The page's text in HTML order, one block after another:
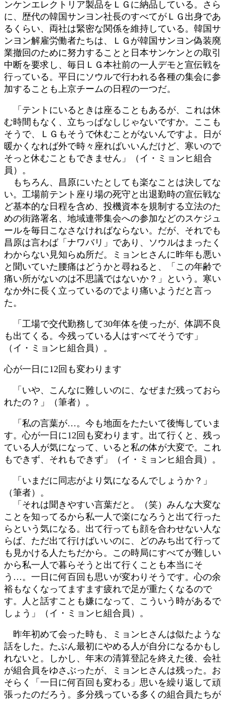
ンケンエレクトリア製品をＬＧに納品している。さら
に、歴代の韓国サンヨン社長のすべてがＬＧ出身であ
るくらい、両社は緊密な関係を維持している。韓国サ
ンヨン解雇労働者たちは、ＬＧが韓国サンヨン偽装廃
業撤回のために努力することと日本サンケンとの取引
中断を要求し、毎日ＬＧ本社前の一人デモと宣伝戦を
行っている。平日にソウルで行われる各種の集会に参
加することも上京チームの日程の一つだ。
「テントにいるときは座ることもあるが、これは休
む時間もなく、立ちっぱなしじゃないですか。ここも
そうで、ＬＧもそうで休むことがないんですよ。日が
暖かくなれば外で時々座ればいいんだけど、寒いので
そっと休むこともできません」（イ・ミョンヒ組合
員）。
もちろん、昌原にいたとしても楽なことは決してな
い。工場前テント座り場の死守と出退勤時の宣伝戦な
ど基本的な日程を含め、投機資本を規制する立法のた
めの街路署名、地域連帯集会への参加などのスケジュ
ールを毎日こなさなければならない。だが、それでも
昌原は言わば「ナワバリ」であり、ソウルはまったく
わからない見知らぬ所だ。ミョンヒさんに昨年も悪い
と聞いていた腰痛はどうかと尋ねると、「この年齢で
痛い所がないのは不思議ではないか？」という。寒い
なか外に長く立っているのでより痛いようだと言っ
た。
「工場で交代勤務して30年体を使ったが、体調不良
も出てくる。今残っている人はすべてそうです」
（イ・ミョンヒ組合員）。
心が一日に12回も変わります
「いや、こんなに難しいのに、なぜまだ残っておら
れたの？」（筆者）。
「私の言葉が…。今も地面をたたいて後悔していま
す。心が一日に12回も変わります。出て行くと、残っ
ている人が気になって、いると私の体が大変で。これ
もできず、それもできず」（イ・ミョンヒ組合員）。
「いまだに同志がより気になるんでしょうか？」
（筆者）。
「それは聞きやすい言葉だと。（笑）みんな大変な
ことを知ってるから私一人で楽になろうと出て行った
らという気になる。出て行っても顔を合わせない人な
らば、ただ出て行けばいいのに、どのみち出て行って
も見かける人たちだから。この時局にすべてが難しい
から私一人で暮らそうと出て行くことも本当にそ
う…。一日に何百回も思いが変わりそうです。心の余
裕もなくなってますます疲れで足が重たくなるので
す。人と話すことも嫌になって、こういう時があるで
しょう」（イ・ミョンヒ組合員）。
昨年初めて会った時も、ミョンヒさんは似たような
話をした。たぶん最初にやめる人が自分になるかもし
れないと。しかし、年末の清算登記を終えた後、会社
が組合員をゆさぶったが、ミョンヒさんは残った。お
そらく「一日に何百回も変わる」思いを繰り返して頑
張ったのだろう。多分残っている多くの組合員たちが